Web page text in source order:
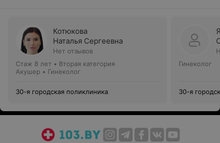
Котюкова
Наталья Сергеевна
Нет отзывов
Стаж 8 лет • Вторая категория
Акушер • Гинеколог
30-я городская поликлиника
Гинеколог
30-я